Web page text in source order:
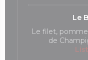
Le
Le filet,
de